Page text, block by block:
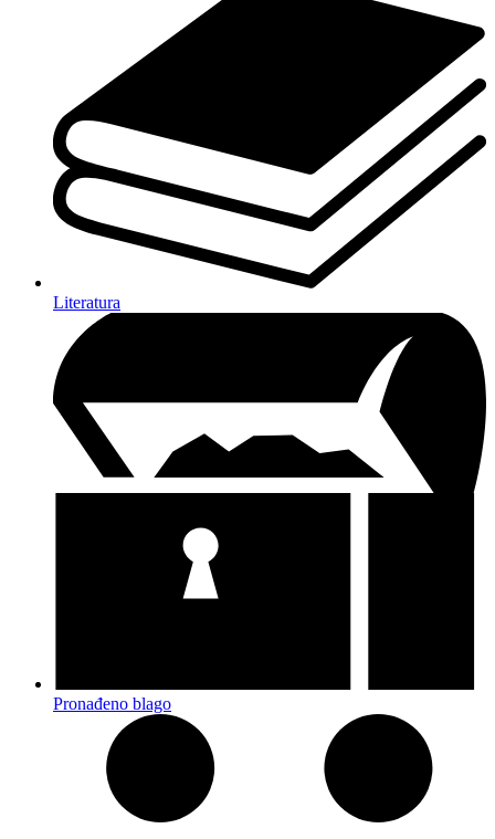
Literatura
Pronađeno blago